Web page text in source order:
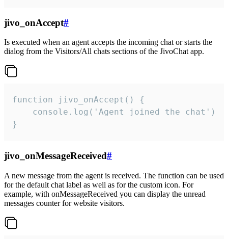
jivo_onAccept#
Is executed when an agent accepts the incoming chat or starts the
dialog from the Visitors/All chats sections of the JivoChat app.
function jivo_onAccept() {
}
jivo_onMessageReceived#
A new message from the agent is received. The function can be used
for the default chat label as well as for the custom icon. For
example, with onMessageReceived you can display the unread
messages counter for website visitors.